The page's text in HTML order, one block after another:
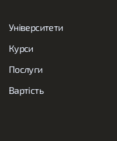
Університети
Курси
Послуги
Вартість